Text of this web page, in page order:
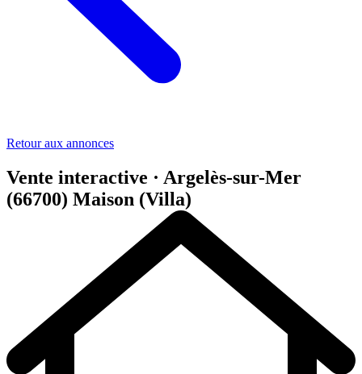
Retour aux annonces
Vente interactive · Argelès-sur-Mer
(66700) Maison (Villa)